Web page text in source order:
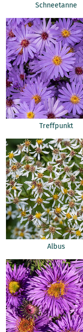
Schneetanne
Treffpunkt
Albus